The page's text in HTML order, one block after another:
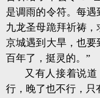
是调雨的令符。每
九龙圣母跪拜祈祷
京城遇到大旱，也
百年了，挺灵的。”
又有人接着说
行，晚了也不行，只